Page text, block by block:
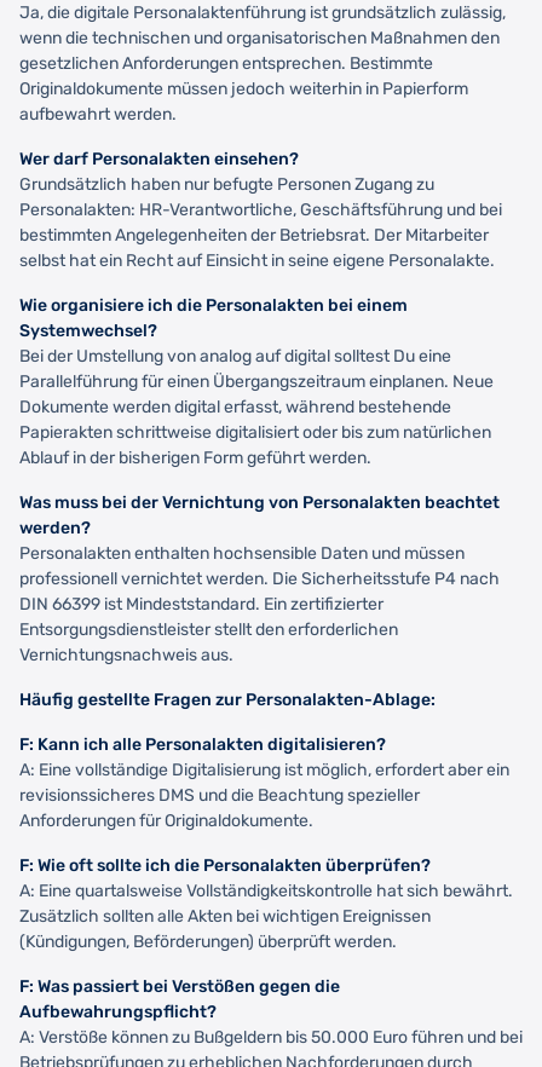
Ja, die digitale Personalaktenführung ist grundsätzlich zulässig,
wenn die technischen und organisatorischen Maßnahmen den
gesetzlichen Anforderungen entsprechen. Bestimmte
Originaldokumente müssen jedoch weiterhin in Papierform
aufbewahrt werden.
Wer darf Personalakten einsehen?
Grundsätzlich haben nur befugte Personen Zugang zu
Personalakten: HR-Verantwortliche, Geschäftsführung und bei
bestimmten Angelegenheiten der Betriebsrat. Der Mitarbeiter
selbst hat ein Recht auf Einsicht in seine eigene Personalakte.
Wie organisiere ich die Personalakten bei einem
Systemwechsel?
Bei der Umstellung von analog auf digital solltest Du eine
Parallelführung für einen Übergangszeitraum einplanen. Neue
Dokumente werden digital erfasst, während bestehende
Papierakten schrittweise digitalisiert oder bis zum natürlichen
Ablauf in der bisherigen Form geführt werden.
Was muss bei der Vernichtung von Personalakten beachtet
werden?
Personalakten enthalten hochsensible Daten und müssen
professionell vernichtet werden. Die Sicherheitsstufe P4 nach
DIN 66399 ist Mindeststandard. Ein zertifizierter
Entsorgungsdienstleister stellt den erforderlichen
Vernichtungsnachweis aus.
Häufig gestellte Fragen zur Personalakten-Ablage:
F: Kann ich alle Personalakten digitalisieren?
A: Eine vollständige Digitalisierung ist möglich, erfordert aber ein
revisionssicheres DMS und die Beachtung spezieller
Anforderungen für Originaldokumente.
F: Wie oft sollte ich die Personalakten überprüfen?
A: Eine quartalsweise Vollständigkeitskontrolle hat sich bewährt.
Zusätzlich sollten alle Akten bei wichtigen Ereignissen
(Kündigungen, Beförderungen) überprüft werden.
F: Was passiert bei Verstößen gegen die
Aufbewahrungspflicht?
A: Verstöße können zu Bußgeldern bis 50.000 Euro führen und bei
Betriebsprüfungen zu erheblichen Nachforderungen durch